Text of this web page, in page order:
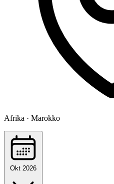
Afrika · Marokko
Okt 2026